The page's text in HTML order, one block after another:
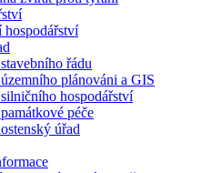
hospodářství
řádu
plánováni a GIS
hospodářství
péče
úřad